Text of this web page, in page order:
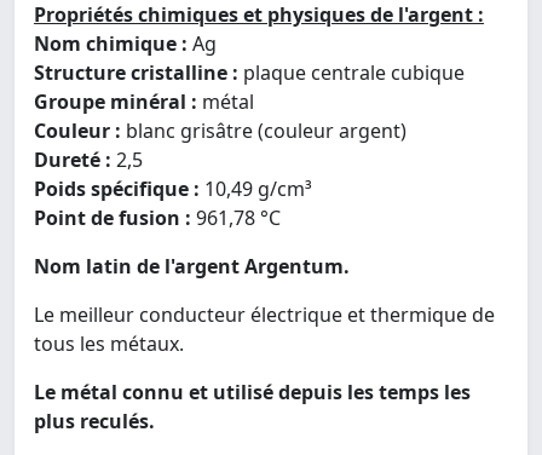
Propriétés chimiques et physiques de l'argent :
Nom chimique : Ag
Structure cristalline : plaque centrale cubique
Groupe minéral : métal
Couleur : blanc grisâtre (couleur argent)
Dureté : 2,5
Poids spécifique : 10,49 g/cm³
Point de fusion : 961,78 °C
Nom latin de l'argent Argentum.
Le meilleur conducteur électrique et thermique de
tous les métaux.
Le métal connu et utilisé depuis les temps les
plus reculés.